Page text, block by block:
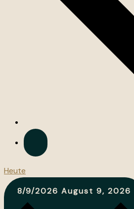
Heute
8/9/2026 August 9, 2026